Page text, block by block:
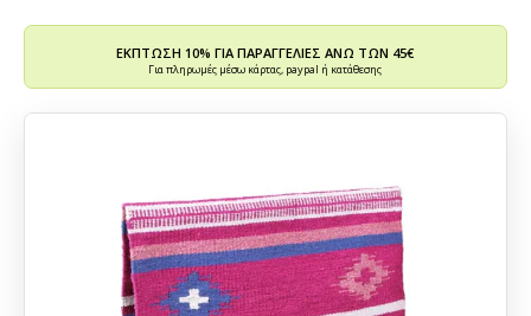
ΕΚΠΤΩΣΗ 10% ΓΙΑ ΠΑΡΑΓΓΕΛΙΕΣ ΑΝΩ ΤΩΝ 45€
Για πληρωμές μέσω κάρτας, paypal ή κατάθεσης